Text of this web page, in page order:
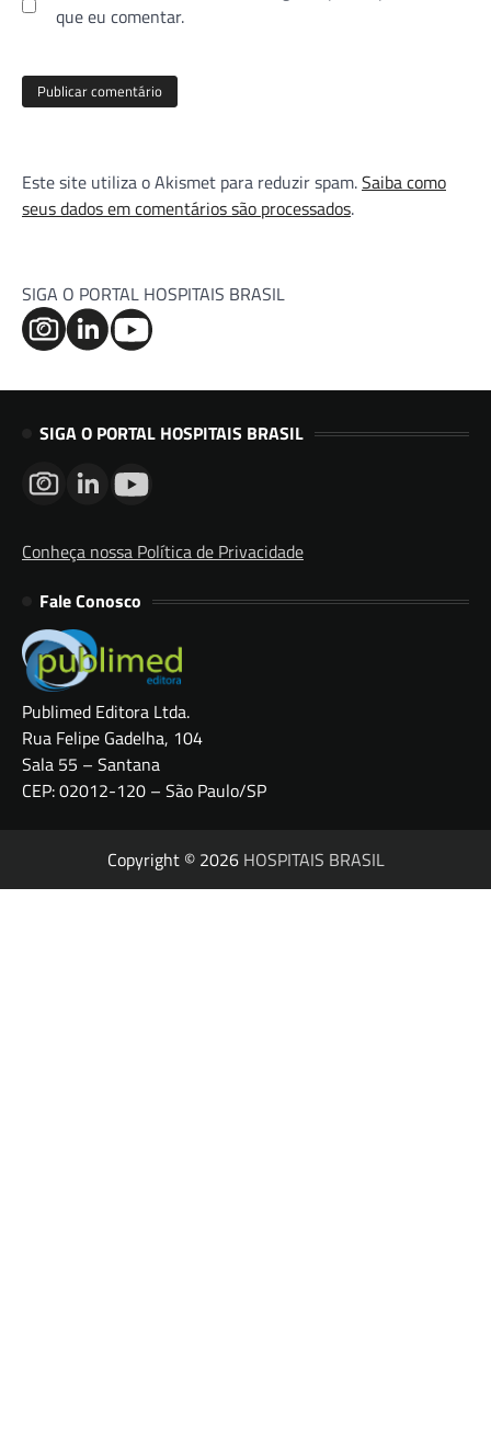
que eu comentar.
Este site utiliza o Akismet para reduzir spam.Saiba como
seus dados em comentários são processados.
SIGA O PORTAL HOSPITAIS BRASIL
SIGA O PORTAL HOSPITAIS BRASIL
Conheça nossa Política de Privacidade
Fale Conosco
Publimed Editora Ltda.
Rua Felipe Gadelha, 104
Sala 55 – Santana
CEP: 02012-120 – São Paulo/SP
Copyright © 2026 HOSPITAIS BRASIL